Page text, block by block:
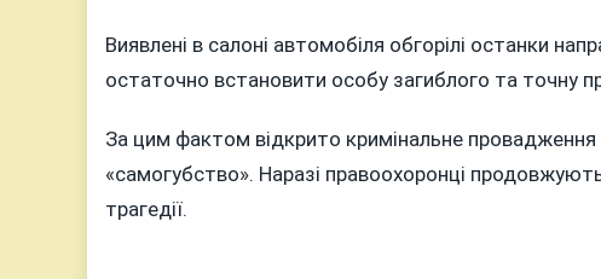
Виявлені в салоні автомобіля обгорілі останки
остаточно встановити особу загиблого та точну
За цим фактом відкрито кримінальне
«самогубство». Наразі правоохоронці
трагедії.